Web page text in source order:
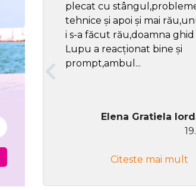
plecat cu
tehnice și apoi și mai
i s-a făcut rău,doamna ghid
Lupu a reacționat bine și
prompt,ambul...
Elena Gratiela
Citeste mai mult